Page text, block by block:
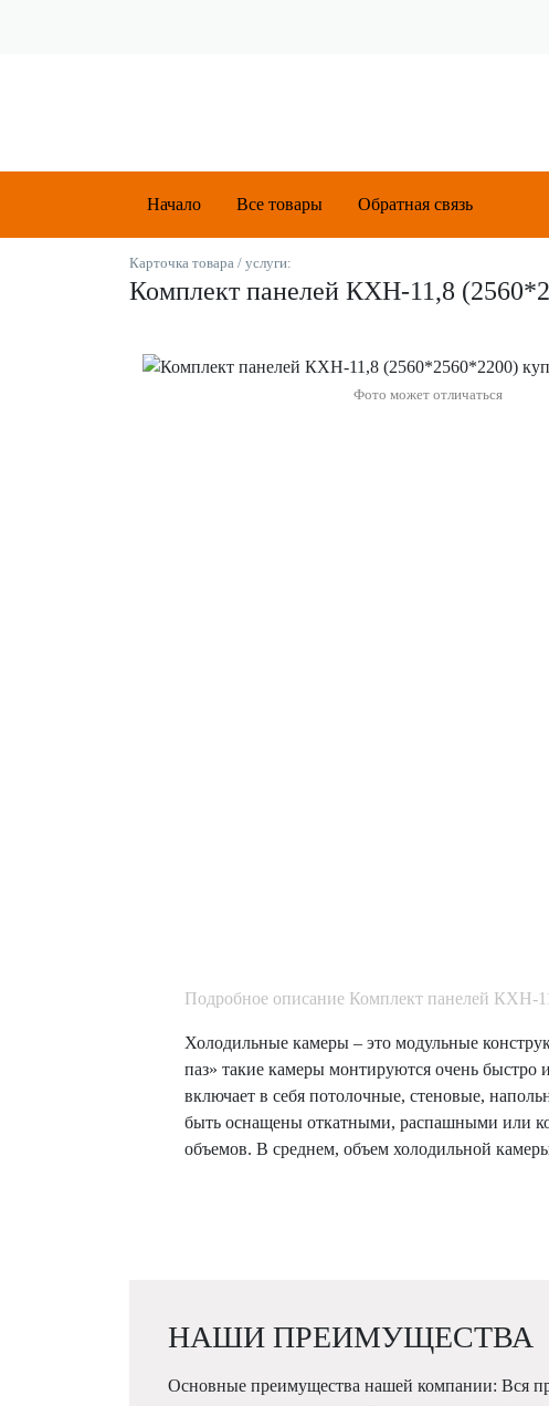
Начало Все товары Обратная связь
Карточка товара / услуги:
Комплект панелей КХН-11,8
Фото может отличаться
Подробное описание Комплект панелей КХН-
Холодильные камеры – это модульные
паз» такие камеры монтируются очень
включает в себя потолочные, стеновые,
быть оснащены откатными, распашными или
объемов. В среднем, объем холодильной
НАШИ ПРЕИМУЩЕСТВА
Основные преимущества нашей компании: Вся